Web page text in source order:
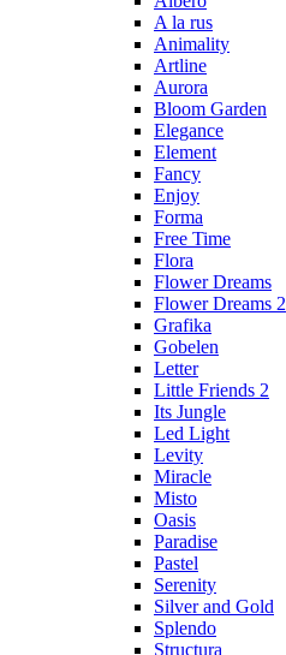
A la rus
Animality
Artline
Aurora
Bloom Garden
Elegance
Element
Fancy
Enjoy
Forma
Free Time
Flora
Flower Dreams
Flower Dreams 2
Grafika
Gobelen
Letter
Little Friends 2
Its Jungle
Led Light
Levity
Miracle
Misto
Oasis
Paradise
Pastel
Serenity
Silver and Gold
Splendo
Structura